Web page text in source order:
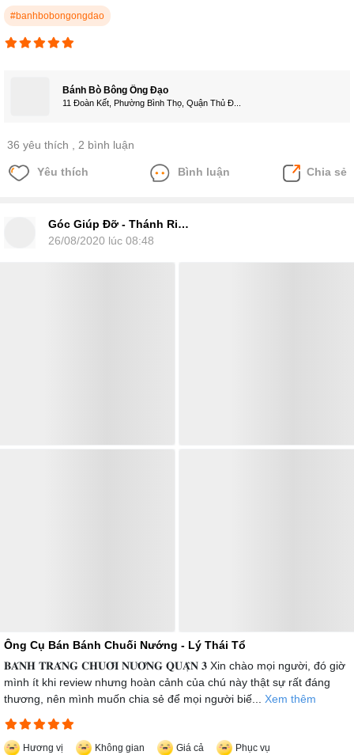
#banhbobongongdao
Bánh Bò Bông Ông Đạo
11 Đoàn Kết, Phường Bình Thọ, Quận Thủ Đ...
36 yêu thích , 2 bình luận
Yêu thích Bình luận Chia sẻ
Góc Giúp Đỡ - Thánh Riviu
26/08/2020 lúc 08:48
Ông Cụ Bán Bánh Chuối Nướng - Lý Thái Tổ
𝐁𝐀́𝐍𝐇 𝐓𝐑𝐀́𝐍𝐆 𝐂𝐇𝐔𝐎̂́𝐈 𝐍𝐔̛𝐎̛́𝐍𝐆 𝐐𝐔𝐀̣̂𝐍 𝟑 Xin chào mọi người, đó giờ
mình ít khi review nhưng hoàn cảnh của chú này thật sự rất đáng
thương, nên mình muốn chia sẻ để mọi người biế... Xem thêm
Hương vị Không gian Giá cả Phục vụ